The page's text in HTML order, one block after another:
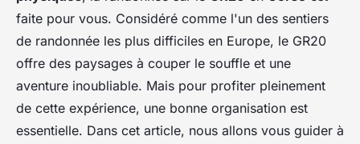
faite pour vous. Considéré comme l'un des sentiers
de randonnée les plus difficiles en Europe, le GR20
offre des paysages à couper le souffle et une
aventure inoubliable. Mais pour profiter pleinement
de cette expérience, une bonne organisation est
essentielle. Dans cet article, nous allons vous guider à